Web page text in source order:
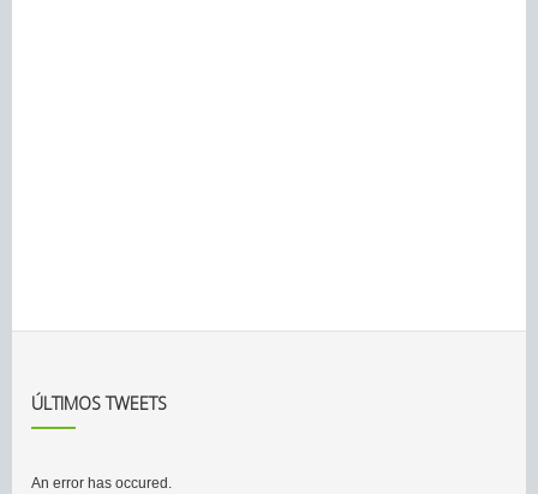
ÚLTIMOS TWEETS
An error has occured.